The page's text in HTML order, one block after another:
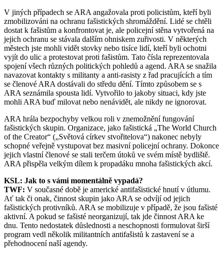
V jiných případech se ARA angažovala proti policistům, kteří byli
zmobilizováni na ochranu fašistických shromáždění. Lidé se chtěli
dostat k fašistům a konfrontovat je, ale policejní stěna vytvořená na
jejich ochranu se stávala dalším ohniskem zuřivosti. V některých
městech jste mohli vidět stovky nebo tisíce lidí, kteří byli ochotni
vyjít do ulic a protestovat proti fašistům. Tato čísla reprezentovala
spojení všech různých politických pohledů a agend. ARA se snažila
navazovat kontakty s militanty a anti-rasisty z řad pracujících a tím
se členové ARA dostávali do středu dění. Tímto způsobem se s
ARA seznámila spousta lidí. Vytvořilo to jakoby situaci, kdy jste
mohli ARA buď milovat nebo nenávidět, ale nikdy ne ignorovat.
ARA hrála bezpochyby velkou roli v znemožnění fungování
fašistických skupin. Organizace, jako fašistická „The World Church
of the Creator“ („Světová církev stvořitelova“) nakonec nebyly
schopné veřejně vystupovat bez masivní policejní ochrany. Dokonce
jejich vlastní členové se stali terčem útoků ve svém místě bydliště.
ARA přispěla velkým dílem k propadáku mnoha fašistických akcí.
KSL: Jak to s vámi momentálně vypadá?
TWF: V současné době je americké antifašistické hnutí v útlumu.
Ať tak či onak, činnost skupin jako ARA se odvíjí od jejich
fašistických protivníků. ARA se mobilizuje v případě, že jsou fašisté
aktivní. A pokud se fašisté neorganizují, tak jde činnost ARA ke
dnu. Tento nedostatek důslednosti a neschopnosti formulovat širší
program vedl několik militantních antifašistů k zastavení se a
přehodnocení naší agendy.